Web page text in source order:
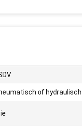
of hydraulisch